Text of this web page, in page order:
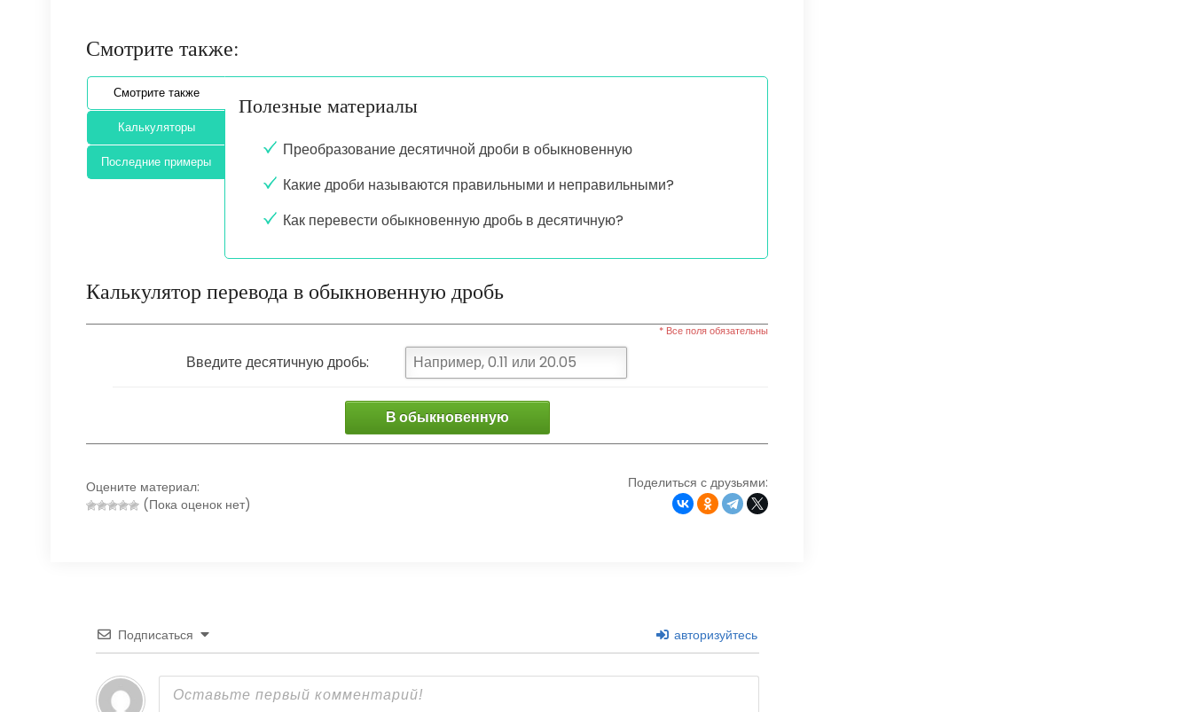
Смотрите также:
Смотрите также
Калькуляторы
Последние примеры
Полезные материалы
Преобразование десятичной дроби в обыкновенную
Какие дроби называются правильными и неправильными?
Как перевести обыкновенную дробь в десятичную?
Калькулятор перевода в обыкновенную дробь
* Все поля обязательны
Введите десятичную дробь:
В обыкновенную
Оцените материал:
(Пока оценок нет)
Поделиться с друзьями:
Подписаться авторизуйтесь